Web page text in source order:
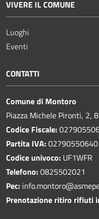
VIVERE IL COMUNE
Luoghi
Eventi
CONTATTI
Comune di Montoro
Piazza Michele Pironti, 2,
Codice Fiscale:
Partita IVA:02790550640
Codice univoco: UF1WFR
Telefono:0825502021
Pec:
Prenotazione ritiro rifiuti